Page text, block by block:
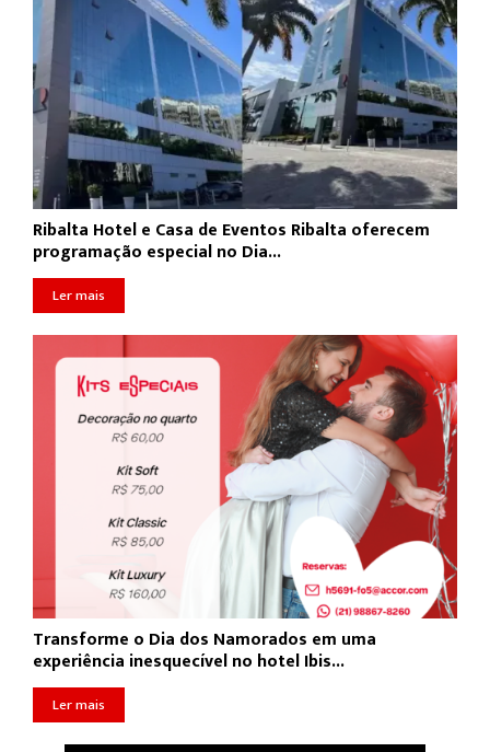
Ribalta Hotel e Casa de Eventos Ribalta oferecem
programação especial no Dia...
Ler mais
Transforme o Dia dos Namorados em uma
experiência inesquecível no hotel Ibis...
Ler mais